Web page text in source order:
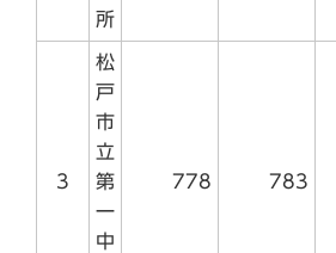
所
3
松
戸
市
立
第
一
中
778 783